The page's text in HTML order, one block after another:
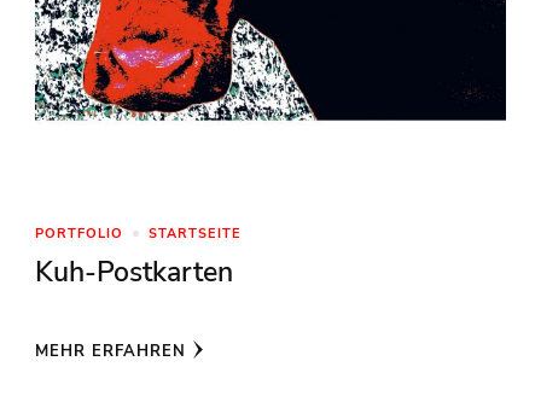
PORTFOLIO STARTSEITE
Kuh-Postkarten
MEHR ERFAHREN